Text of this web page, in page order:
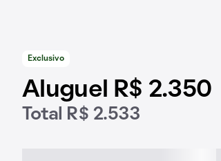
Exclusivo
Aluguel R$ 2.350
Total R$ 2.533